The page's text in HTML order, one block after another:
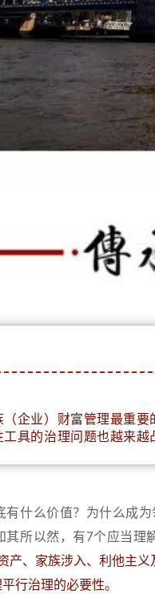
企业）财富管理最重
具的治理问题也越来
有什么价值？为什么成
所以然，有7个应当理
产、家族涉入、利他主
行治理的必要性。